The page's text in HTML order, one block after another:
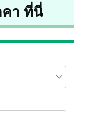
คา ที่นี่